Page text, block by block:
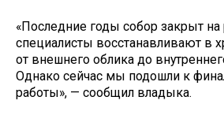
«Последние годы собор закрыт
специалисты восстанавливают в
от внешнего облика до
Однако сейчас мы подошли к
работы», — сообщил владыка.